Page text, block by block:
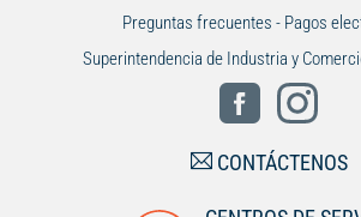
Preguntas frecuentes - Pagos
Superintendencia de Industria y
CONTÁCTENOS